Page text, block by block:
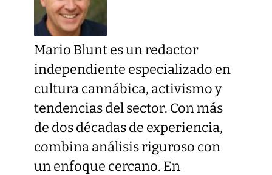
Mario Blunt es un redactor
independiente especializado en
cultura cannábica, activismo y
tendencias del sector. Con más
de dos décadas de experiencia,
combina análisis riguroso con
un enfoque cercano. En